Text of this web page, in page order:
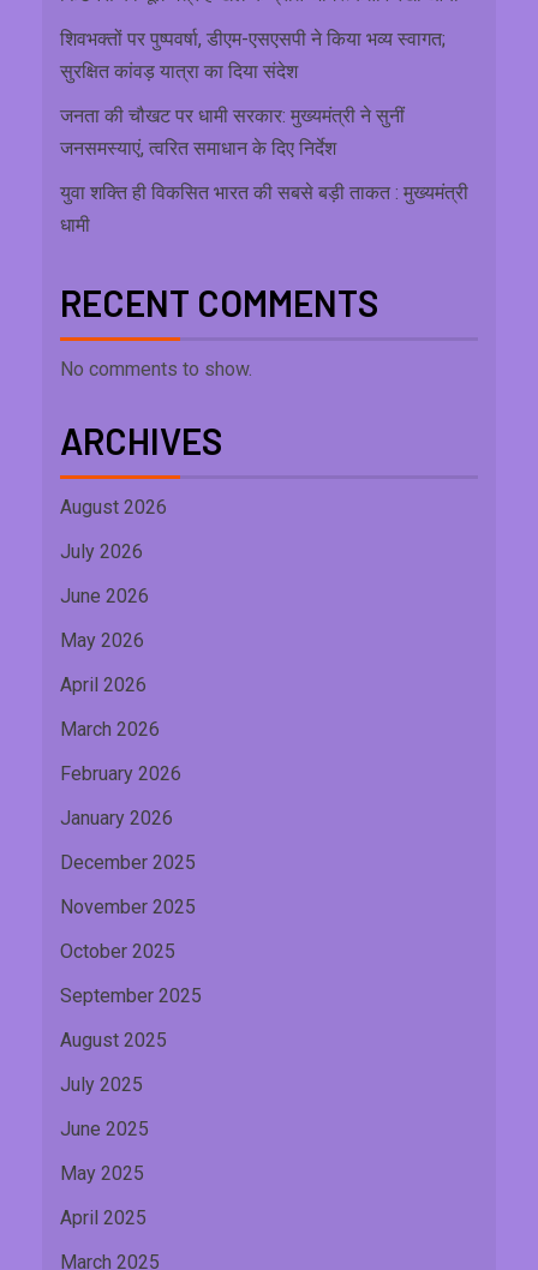
शिवभक्तों पर पुष्पवर्षा, डीएम-एसएसपी ने किया भव्य स्वागत;
सुरक्षित कांवड़ यात्रा का दिया संदेश
जनता की चौखट पर धामी सरकार: मुख्यमंत्री ने सुनीं
जनसमस्याएं, त्वरित समाधान के दिए निर्देश
युवा शक्ति ही विकसित भारत की सबसे बड़ी ताकत : मुख्यमंत्री
धामी
RECENT COMMENTS
No comments to show.
ARCHIVES
August 2026
July 2026
June 2026
May 2026
April 2026
March 2026
February 2026
January 2026
December 2025
November 2025
October 2025
September 2025
August 2025
July 2025
June 2025
May 2025
April 2025
March 2025